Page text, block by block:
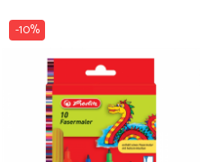
Stilouri
Măsurare și trasare
Organizare și Arhivare
Accesorii de organizare
-10%